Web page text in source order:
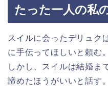
たった一人の私
スイルに会ったデリュク
に手伝ってほしいと頼む。
しかし、スイルは結婚ま
諦めたほうがいいと話す。